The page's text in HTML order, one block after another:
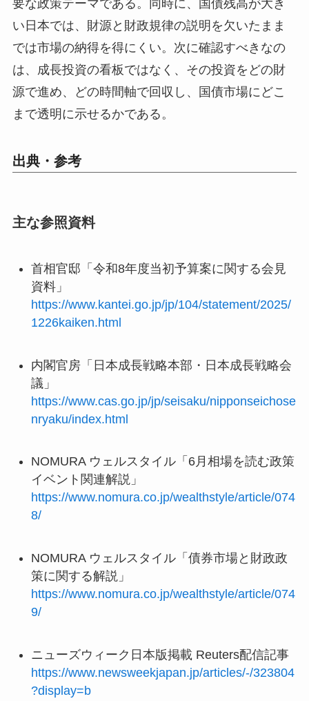
要な政策テーマである。同時に、国債残高が大き
い日本では、財源と財政規律の説明を欠いたまま
では市場の納得を得にくい。次に確認すべきなの
は、成長投資の看板ではなく、その投資をどの財
源で進め、どの時間軸で回収し、国債市場にどこ
まで透明に示せるかである。
出典・参考
主な参照資料
首相官邸「令和8年度当初予算案に関する会見
資料」
https://www.kantei.go.jp/jp/104/statement/2025/
1226kaiken.html
内閣官房「日本成長戦略本部・日本成長戦略会
議」
https://www.cas.go.jp/jp/seisaku/nipponseichose
nryaku/index.html
NOMURA ウェルスタイル「6月相場を読む政策
イベント関連解説」
https://www.nomura.co.jp/wealthstyle/article/074
8/
NOMURA ウェルスタイル「債券市場と財政政
策に関する解説」
https://www.nomura.co.jp/wealthstyle/article/074
9/
ニューズウィーク日本版掲載 Reuters配信記事
https://www.newsweekjapan.jp/articles/-/323804
?display=b